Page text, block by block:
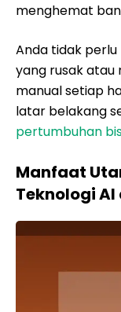
menghemat
Anda tidak
yang rusak atau
manual setiap
latar belakang
pertumbuhan
Manfaat
Teknologi